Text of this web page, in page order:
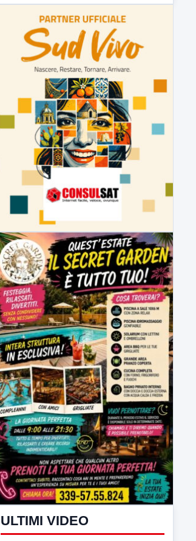
LabNews (replica)
ULTIMI VIDEO
TUTTI I VIDEO